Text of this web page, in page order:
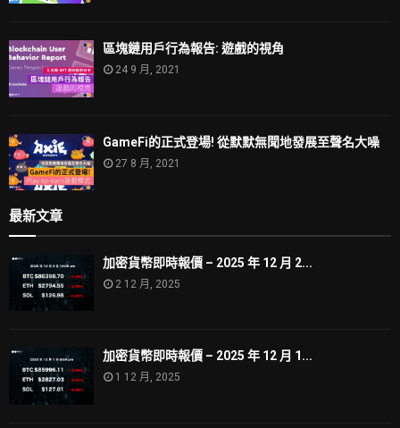
區塊鏈用戶行為報告: 遊戲的視角
24 9 月, 2021
GameFi的正式登場! 從默默無聞地發展至聲名大噪
27 8 月, 2021
最新文章
加密貨幣即時報價 – 2025 年 12 月 2...
2 12 月, 2025
加密貨幣即時報價 – 2025 年 12 月 1...
1 12 月, 2025